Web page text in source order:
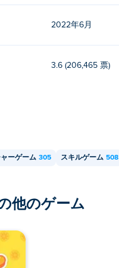
2022年6月
3.6 (206,465 票)
ーゲーム 305 スキルゲーム 508
他のゲーム